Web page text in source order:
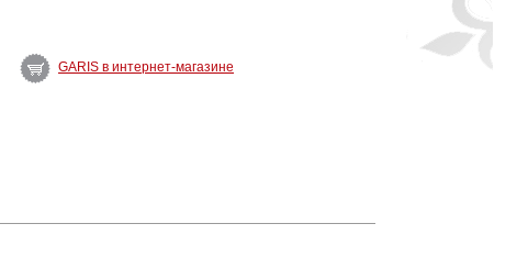
GARIS в интернет-магазине